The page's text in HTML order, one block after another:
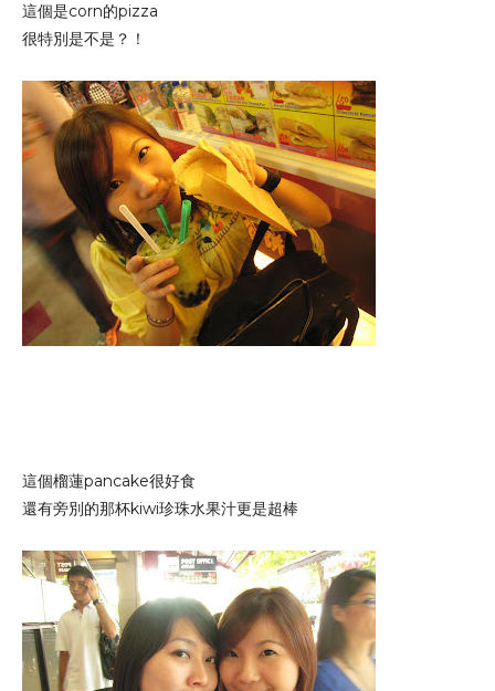
這個是corn的pizza
很特別是不是？！
這個榴蓮pancake很好食
還有旁別的那杯kiwi珍珠水果汁更是超棒